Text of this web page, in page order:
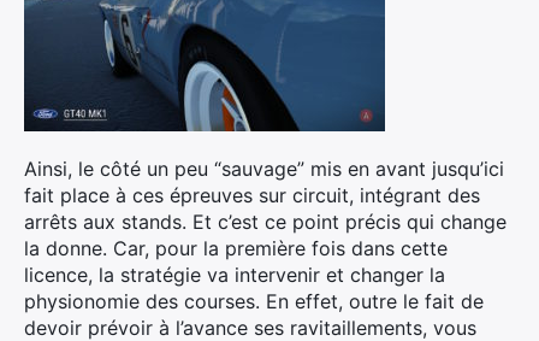
Ainsi, le côté un peu “sauvage” mis en avant jusqu’ici
fait place à ces épreuves sur circuit, intégrant des
arrêts aux stands. Et c’est ce point précis qui change
la donne. Car, pour la première fois dans cette
licence, la stratégie va intervenir et changer la
physionomie des courses. En effet, outre le fait de
devoir prévoir à l’avance ses ravitaillements, vous